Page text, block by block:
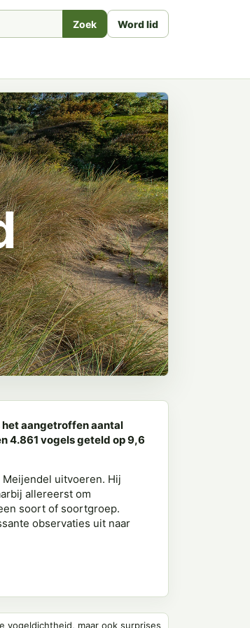
Zoek Word lid
aangetroffen aantal
4.861 vogels geteld op 9,6
uitvoeren. Hij
allereerst om
soort of soortgroep.
observaties uit naar
vogeldichtheid, maar ook surprises